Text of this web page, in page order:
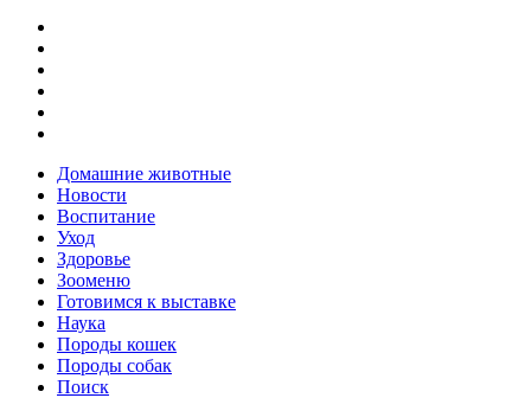
Домашние животные
Новости
Воспитание
Уход
Здоровье
Зооменю
Готовимся к выставке
Наука
Породы кошек
Породы собак
Поиск